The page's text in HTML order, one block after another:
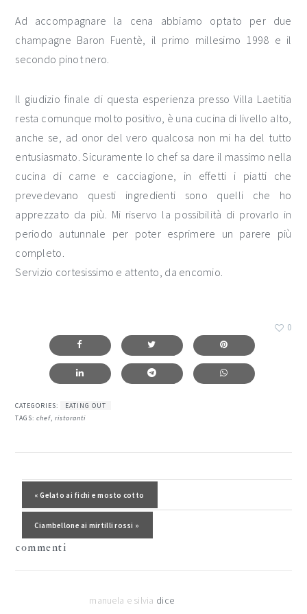
Ad accompagnare la cena abbiamo optato per due
champagne Baron Fuentè, il primo millesimo 1998 e il
secondo pinot nero.
Il giudizio finale di questa esperienza presso Villa Laetitia
resta comunque molto positivo, è una cucina di livello alto,
anche se, ad onor del vero qualcosa non mi ha del tutto
entusiasmato. Sicuramente lo chef sa dare il massimo nella
cucina di carne e cacciagione, in effetti i piatti che
prevedevano questi ingredienti sono quelli che ho
apprezzato da più. Mi riservo la possibilità di provarlo in
periodo autunnale per poter esprimere un parere più
completo.
Servizio cortesissimo e attento, da encomio.
0
CATEGORIES:
EATING OUT
TAGS:chef,ristoranti
Post precedente:
« Gelato ai fichi e mosto cotto
Post successivo:
Ciambellone ai mirtilli rossi »
del
lettore
commenti
manuela e silvia dice